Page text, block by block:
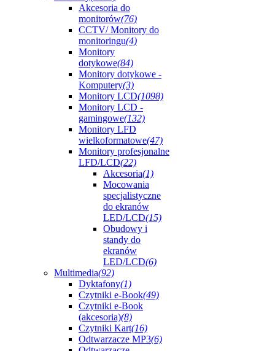
Akcesoria do
monitorów(76)
CCTV/ Monitory do
monitoringu(4)
Monitory
dotykowe(84)
Monitory dotykowe -
Komputery(3)
Monitory LCD(1098)
Monitory LCD -
gamingowe(132)
Monitory LFD
wielkoformatowe(47)
Monitory profesjonalne
LFD/LCD(22)
Akcesoria(1)
Mocowania
specjalistyczne
do ekranów
LED/LCD(15)
Obudowy i
standy do
ekranów
LED/LCD(6)
Multimedia(92)
Dyktafony(1)
Czytniki e-Book(49)
Czytniki e-Book
(akcesoria)(8)
Czytniki Kart(16)
Odtwarzacze MP3(6)